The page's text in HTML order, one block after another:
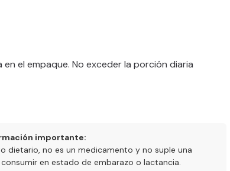
el empaque. No exceder la porción diaria
importante:
dietario, no es un medicamento y no suple una
en estado de embarazo o lactancia.